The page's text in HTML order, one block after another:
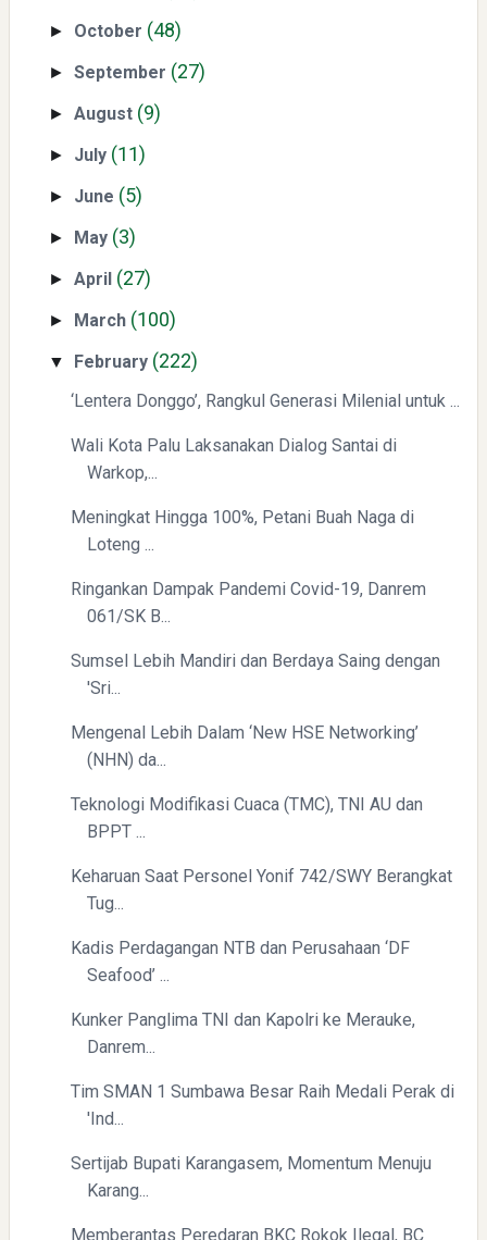
Optimisme dan Inspirasi
Yaqut Cholil Qoumas: Inspirasi Kepemimpinan dan
Ketaatan
Directurat Jenderal Pajak: Langkah Signifikan Menuju
Kepatuhan Pajak
Pelajaran Berharga dari Kasus dr. Tifa dan Roy Suryo
Erling Haaland: Koleksi Tas Mewah yang Menginspirasi
Pembukaan PLP Kelompok 70 Umsida di Balai Desa
Sumurgayam Resmi Digelar
► October (48)
►September (27)
►August (9)
► July (11)
► June (5)
► May (3)
►April (27)
► March (100)
▼ February (222)
‘Lentera Donggo’, Rangkul Generasi Milenial untuk ...
Wali Kota Palu Laksanakan Dialog Santai di
Warkop,...
Meningkat Hingga 100%, Petani Buah Naga di
Loteng ...
Ringankan Dampak Pandemi Covid-19, Danrem
061/SK B...
Sumsel Lebih Mandiri dan Berdaya Saing dengan
'Sri...
Mengenal Lebih Dalam ‘New HSE Networking’
(NHN) da...
Teknologi Modifikasi Cuaca (TMC), TNI AU dan
BPPT ...
Keharuan Saat Personel Yonif 742/SWY Berangkat
Tug...
Kadis Perdagangan NTB dan Perusahaan ‘DF
Seafood’ ...
Kunker Panglima TNI dan Kapolri ke Merauke,
Danrem...
Tim SMAN 1 Sumbawa Besar Raih Medali Perak di
'Ind...
Sertijab Bupati Karangasem, Momentum Menuju
Karang...
Memberantas Peredaran BKC Rokok Ilegal, BC